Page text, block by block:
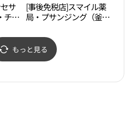
サ
チャ
석
[事後免税店]スマイル薬
局・プサンジング（釜山
진구)
もっと見る